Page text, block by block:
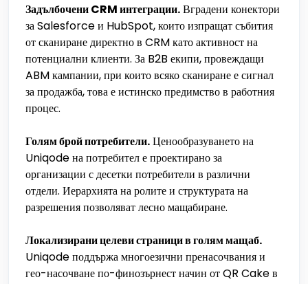
Задълбочени CRM интеграции.Вградени конектори
за Salesforce и HubSpot, които изпращат събития
от сканиране директно в CRM като активност на
потенциални клиенти. За B2B екипи, провеждащи
ABM кампании, при които всяко сканиране е сигнал
за продажба, това е истинско предимство в работния
процес.
Голям брой потребители.Ценообразуването на
Uniqode на потребител е проектирано за
организации с десетки потребители в различни
отдели. Иерархията на ролите и структурата на
разрешения позволяват лесно мащабиране.
Локализирани целеви страници в голям мащаб.
Uniqode поддържа многоезични пренасочвания и
гео-насочване по-финозърнест начин от QR Cake в